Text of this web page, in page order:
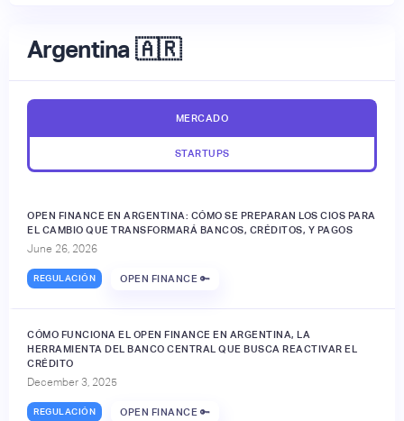
Argentina 🇦🇷
MERCADO
STARTUPS
OPEN FINANCE EN ARGENTINA: CÓMO SE PREPARAN LOS CIOS PARA
EL CAMBIO QUE TRANSFORMARÁ BANCOS, CRÉDITOS, Y PAGOS
June 26, 2026
REGULACIÓN OPEN FINANCE 🔑
CÓMO FUNCIONA EL OPEN FINANCE EN ARGENTINA, LA
HERRAMIENTA DEL BANCO CENTRAL QUE BUSCA REACTIVAR EL
CRÉDITO
December 3, 2025
REGULACIÓN OPEN FINANCE 🔑